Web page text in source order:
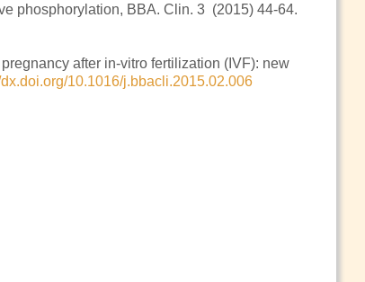
phosphorylation, BBA. Clin. 3 (2015) 44-64.
after in-vitro fertilization (IVF): new
dx.doi.org/10.1016/j.bbacli.2015.02.006